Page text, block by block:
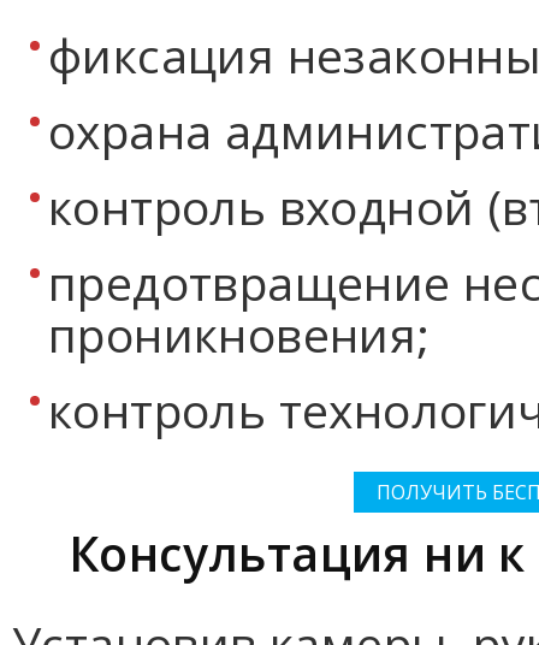
фиксация
охрана
контроль входной
предотвращение
проникновения;
контроль
ПОЛУЧИТЬ
Консультация ни